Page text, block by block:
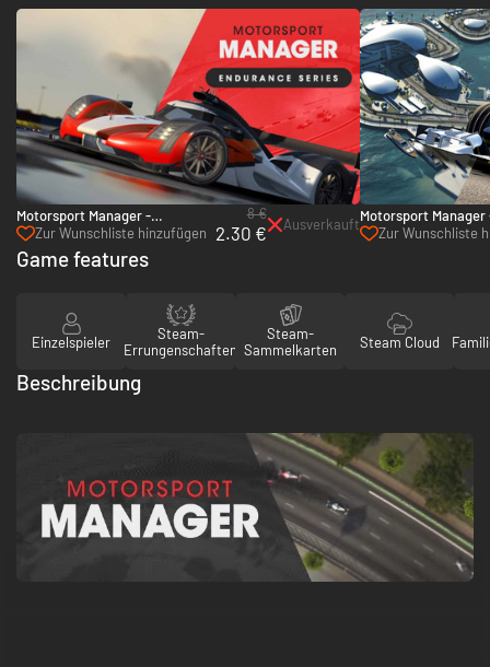
Motorsport Manager -
Endurance Series - PC & Mac
(Steam)
Zur Wunschliste hinzufügen
8 €
2.30 € Ausverkauft
Motorsport Manager
Pack - PC & Mac
Zur Wunschliste
Game features
Einzelspieler
Steam-
Errungenschaften
Steam-
Sammelkarten
Steam Cloud
Beschreibung